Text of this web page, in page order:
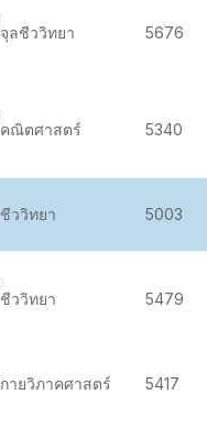
จุลชีววิทยา 5676
คณิตศาสตร์ 5340
ชีววิทยา 5003
ชีววิทยา 5479
กายวิภาคศาสตร์ 5417